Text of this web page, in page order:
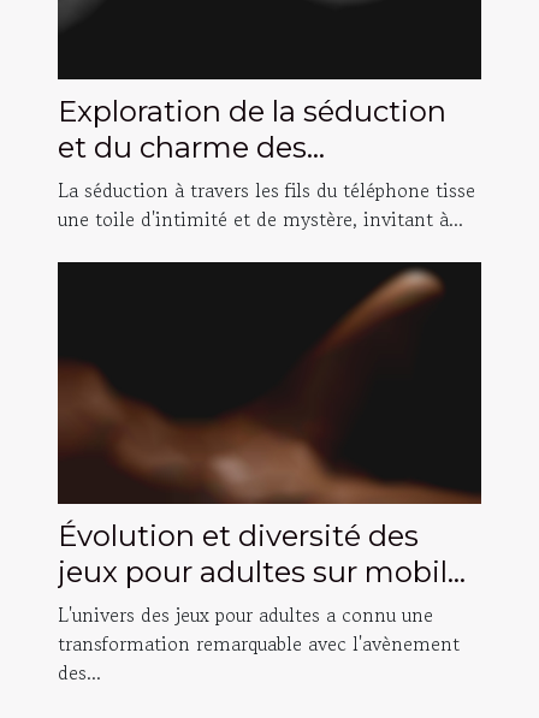
Exploration de la séduction
et du charme des
conversations téléphoniques
intimes
La séduction à travers les fils du téléphone tisse
une toile d'intimité et de mystère, invitant à...
Évolution et diversité des
jeux pour adultes sur mobile
et PC
L'univers des jeux pour adultes a connu une
transformation remarquable avec l'avènement
des...